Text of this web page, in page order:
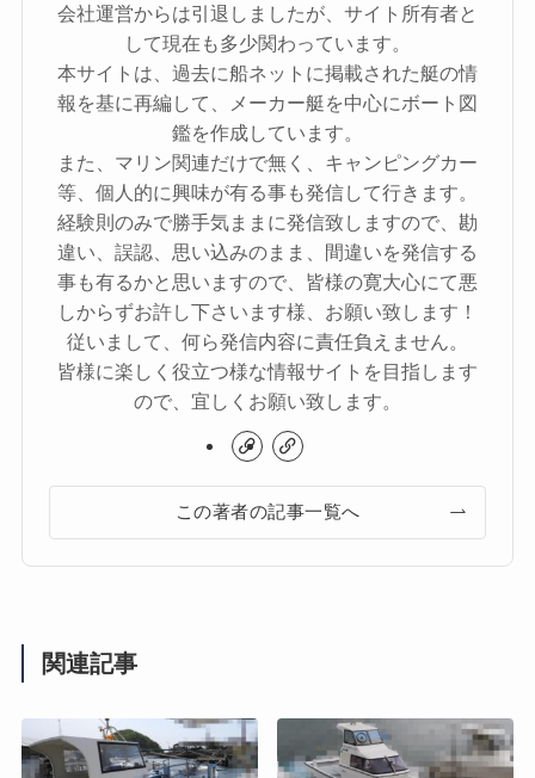
会社運営からは引退しましたが、サイト所有者と
して現在も多少関わっています。
本サイトは、過去に船ネットに掲載された艇の情
報を基に再編して、メーカー艇を中心にボート図
鑑を作成しています。
また、マリン関連だけで無く、キャンピングカー
等、個人的に興味が有る事も発信して行きます。
経験則のみで勝手気ままに発信致しますので、勘
違い、誤認、思い込みのまま、間違いを発信する
事も有るかと思いますので、皆様の寛大心にて悪
しからずお許し下さいます様、お願い致します！
従いまして、何ら発信内容に責任負えません。
皆様に楽しく役立つ様な情報サイトを目指します
ので、宜しくお願い致します。
この著者の記事一覧へ
関連記事